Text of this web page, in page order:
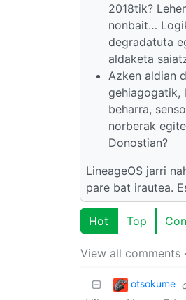
2018tik?
nonbait…
degradatuta
aldaketa
Azken aldian
gehiagogatik,
beharra,
norberak
Donostian?
LineageOS jarri
pare bat irautea.
Hot Top
View all comments
otsokume